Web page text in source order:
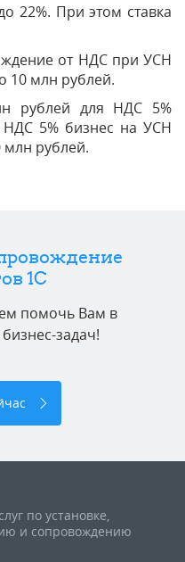
22%. При этом ставка
от НДС при УСН
10 млн рублей.
рублей для НДС 5%
НДС 5% бизнес на УСН
млн рублей.
1C
помочь Вам в
задач!
по установке,
и сопровождению